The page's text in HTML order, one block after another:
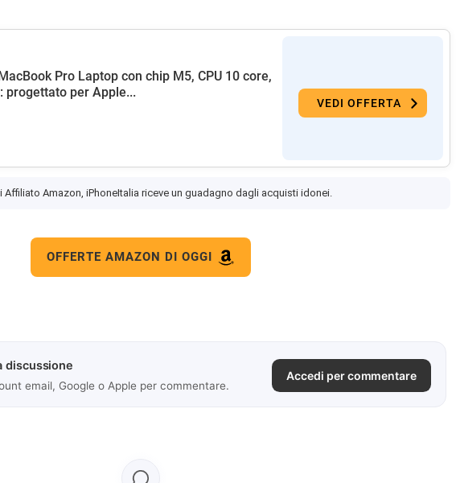
Pro Laptop con chip M5, CPU 10 core,
progettato per Apple...
VEDI OFFERTA
Affiliato Amazon, iPhoneItalia riceve un guadagno dagli acquisti idonei.
OFFERTE AMAZON DI OGGI
discussione
email, Google o Apple per commentare.
Accedi per commentare